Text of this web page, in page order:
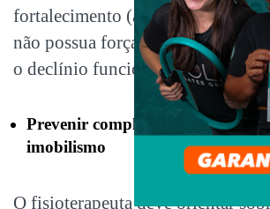
fortalecimento (ativo ou passivo,
não possua força muscular
o declínio funcional.
Prevenir complicações
imobilismo
O fisioterapeuta deve orientar